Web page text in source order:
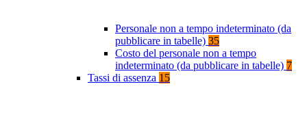
Personale non a tempo indeterminato (da
pubblicare in tabelle) 35
Costo del personale non a tempo
indeterminato (da pubblicare in tabelle) 7
Tassi di assenza 15